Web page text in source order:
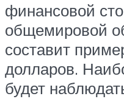
финансовой
общемировой
составит
долларов.
будет